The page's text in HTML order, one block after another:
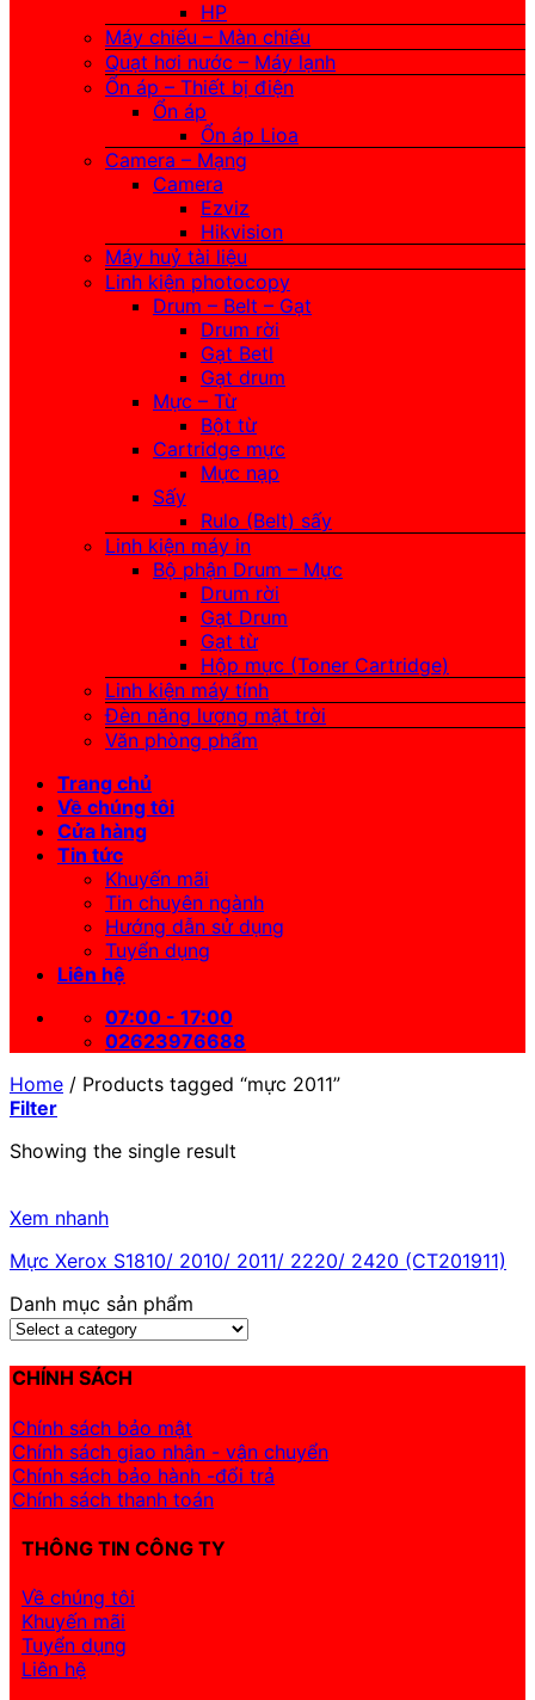
HP
Máy chiếu – Màn chiếu
Quạt hơi nước – Máy lạnh
Ổn áp – Thiết bị điện
Ổn áp
Ổn áp Lioa
Camera – Mạng
Camera
Ezviz
Hikvision
Máy huỷ tài liệu
Linh kiện photocopy
Drum – Belt – Gạt
Drum rời
Gạt Betl
Gạt drum
Mực – Từ
Bột từ
Cartridge mực
Mực nạp
Sấy
Rulo (Belt) sấy
Linh kiện máy in
Bộ phận Drum – Mực
Drum rời
Gạt Drum
Gạt từ
Hộp mực (Toner Cartridge)
Linh kiện máy tính
Đèn năng lượng mặt trời
Văn phòng phẩm
Trang chủ
Về chúng tôi
Cửa hàng
Tin tức
Khuyến mãi
Tin chuyên ngành
Hướng dẫn sử dụng
Tuyển dụng
Liên hệ
07:00 - 17:00
02623976688
Home / Products tagged “mực 2011”
Filter
Showing the single result
Xem nhanh
Mực Xerox S1810/ 2010/ 2011/ 2220/ 2420 (CT201911)
Danh mục sản phẩm
CHÍNH SÁCH
Chính sách bảo mật
Chính sách giao nhận - vận chuyển
Chính sách bảo hành -đổi trả
Chính sách thanh toán
THÔNG TIN CÔNG TY
Về chúng tôi
Khuyến mãi
Tuyển dụng
Liên hệ